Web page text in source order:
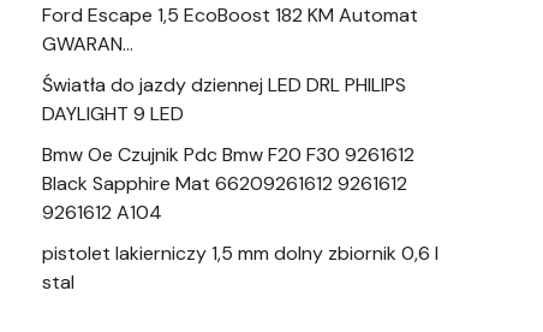
Ford Escape 1,5 EcoBoost 182 KM Automat
GWARAN…
Światła do jazdy dziennej LED DRL PHILIPS
DAYLIGHT 9 LED
Bmw Oe Czujnik Pdc Bmw F20 F30 9261612
Black Sapphire Mat 66209261612 9261612
9261612 A104
pistolet lakierniczy 1,5 mm dolny zbiornik 0,6 l
stal